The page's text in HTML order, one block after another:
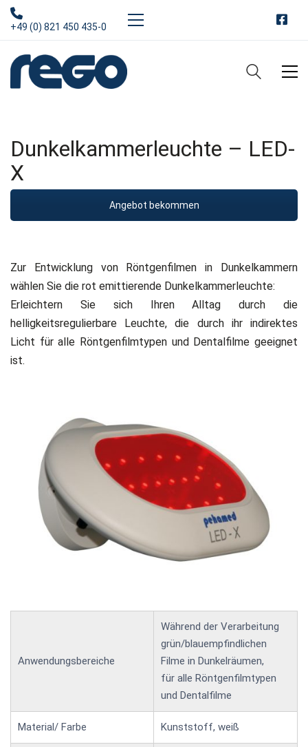
+49 (0) 821 450 435-0
Dunkelkammerleuchte – LED-
X
Angebot bekommen
Zur Entwicklung von Röntgenfilmen in Dunkelkammern
wählen Sie die rot emittierende Dunkelkammerleuchte:
Erleichtern Sie sich Ihren Alltag durch die
helligkeitsregulierbare Leuchte, die durch ihr indirektes
Licht für alle Röntgenfilmtypen und Dentalfilme geeignet
ist.
Anwendungsbereiche
Während der Verarbeitung
grün/blauempfindlichen
Filme in Dunkelräumen,
für alle Röntgenfilmtypen
und Dentalfilme
Material/ Farbe Kunststoff, weiß